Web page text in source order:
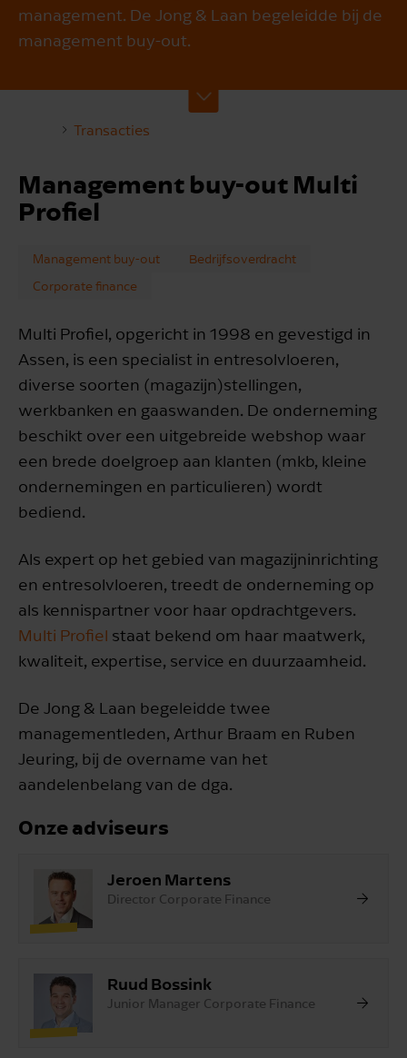
management. De Jong & Laan begeleidde bij de
management buy-out.
Transacties
Management buy-out Multi
Profiel
Management buy-out
Bedrijfsoverdracht
Corporate finance
Multi Profiel, opgericht in 1998 en gevestigd in
Assen, is een specialist in entresolvloeren,
diverse soorten (magazijn)stellingen,
werkbanken en gaaswanden. De onderneming
beschikt over een uitgebreide webshop waar
een brede doelgroep aan klanten (mkb, kleine
ondernemingen en particulieren) wordt
bediend.
Als expert op het gebied van magazijninrichting
en entresolvloeren, treedt de onderneming op
als kennispartner voor haar opdrachtgevers.
Multi Profiel staat bekend om haar maatwerk,
kwaliteit, expertise, service en duurzaamheid.
De Jong & Laan begeleidde twee
managementleden, Arthur Braam en Ruben
Jeuring, bij de overname van het
aandelenbelang van de dga.
Onze adviseurs
Jeroen Martens
Director Corporate Finance
Ruud Bossink
Junior Manager Corporate Finance